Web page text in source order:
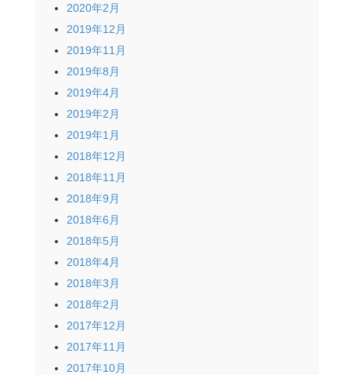
2020年2月
2019年12月
2019年11月
2019年8月
2019年4月
2019年2月
2019年1月
2018年12月
2018年11月
2018年9月
2018年6月
2018年5月
2018年4月
2018年3月
2018年2月
2017年12月
2017年11月
2017年10月